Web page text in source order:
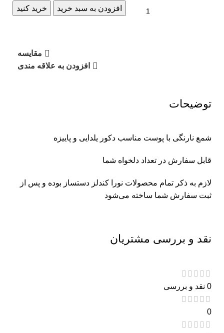
افزودن به سبد خرید خرید کنید
مقایسه
افزودن به علاقه مندی
توضیحات
شمع نارنگی با پوست مناسب دکور یلدایی و پاییزه
قابل سفارش در تعداد دلخواه شما
لازم به ذکر تمام محصولات نورا کندلز دستساز بوده و پس از
ثبت سفارش شما ساخته می‌شود
نقد و بررسی مشتریان
0 نقد و بررسی
0